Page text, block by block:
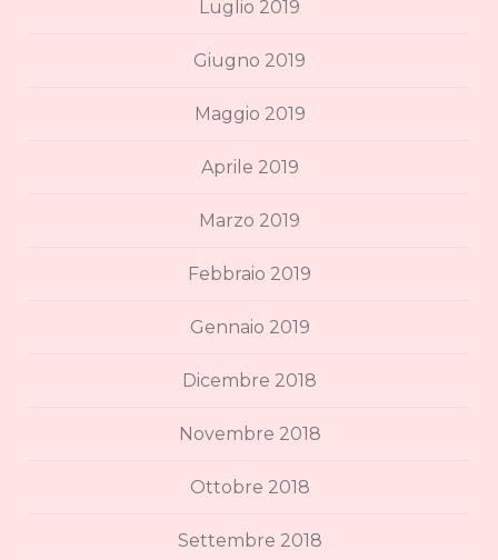
Luglio 2019
Giugno 2019
Maggio 2019
Aprile 2019
Marzo 2019
Febbraio 2019
Gennaio 2019
Dicembre 2018
Novembre 2018
Ottobre 2018
Settembre 2018